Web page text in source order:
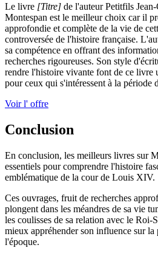
Le livre [Titre] de l'auteur Petitfils
Montespan est le meilleur choix car il
approfondie et complète de la vie de
controversée de l'histoire française.
sa compétence en offrant des
recherches rigoureuses. Son style
rendre l'histoire vivante font de ce livre
pour ceux qui s'intéressent à la
Voir l' offre
Conclusion
En conclusion, les meilleurs livres sur
essentiels pour comprendre l'histoire
emblématique de la cour de Louis XIV.
Ces ouvrages, fruit de recherches
plongent dans les méandres de sa vie
les coulisses de sa relation avec le Roi-
mieux appréhender son influence sur
l'époque.